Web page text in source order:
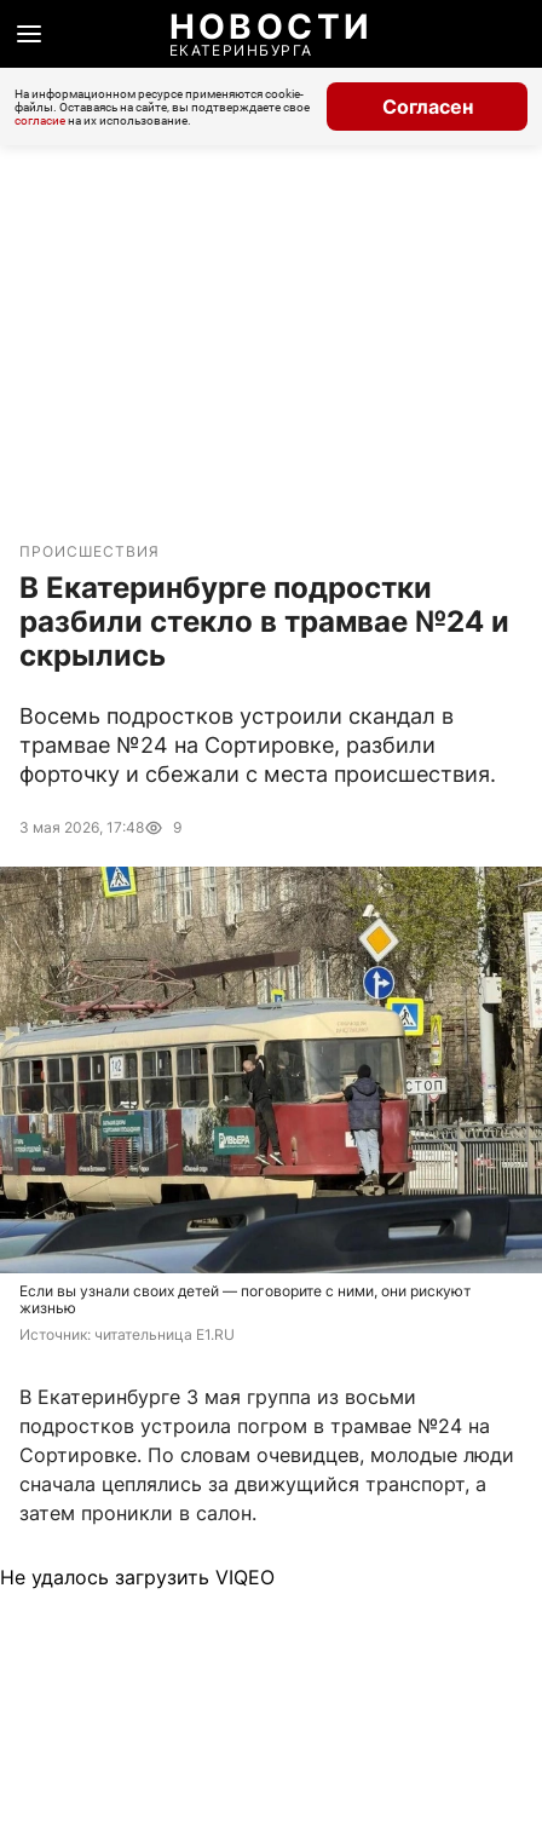
НОВОСТИ
ЕКАТЕРИНБУРГА
На информационном ресурсе применяются cookie-
файлы. Оставаясь на сайте, вы подтверждаете свое
согласиена их использование.
Согласен
ПРОИСШЕСТВИЯ
В Екатеринбурге подростки
разбили стекло в трамвае №24 и
скрылись
Восемь подростков устроили скандал в
трамвае №24 на Сортировке, разбили
форточку и сбежали с места происшествия.
3 мая 2026, 17:48 9
Если вы узнали своих детей — поговорите с ними, они рискуют
жизнью
Источник: читательница E1.RU
В Екатеринбурге 3 мая группа из восьми
подростков устроила погром в трамвае №24 на
Сортировке. По словам очевидцев, молодые люди
сначала цеплялись за движущийся транспорт, а
затем проникли в салон.
Не удалось загрузить VIQEO